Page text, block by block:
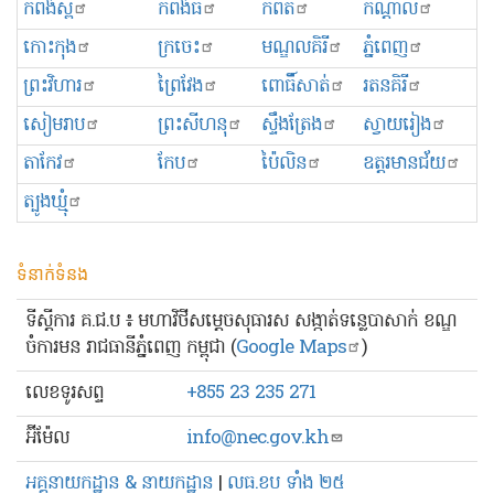
កំពង់ស្ពឺ កំពង់ធំ កំពត
កណ្ដាល
កោះកុង
ក្រចេះ មណ្ឌលគិរី
ភ្នំពេញ
ព្រះ​វិហារ
ព្រៃវែង ពោធិ៍សាត់
រតនគិរី
សៀមរាប
ព្រះសីហនុ ស្ទឹងត្រែង
ស្វាយរៀង
តាកែវ
កែប ប៉ៃលិន
ឧត្ដរមានជ័យ
ត្បូងឃ្មុំ
ទំនាក់ទំនង
ទីស្ដីការ គ.ជ.ប ៖ មហាវិថីសម្ដេចសុធារស សង្កាត់ទន្លេបាសាក់ ខណ្ឌ
ចំការមន រាជធានីភ្នំពេញ កម្ពុជា (Google Maps )
លេខ​ទូរសព្ទ
+855 23 235 271
អ៊ីម៉ែល
info@nec.gov.kh
អគ្គនាយកដ្ឋាន & នាយកដ្ឋាន | លធ.ខប ទាំង ២៥